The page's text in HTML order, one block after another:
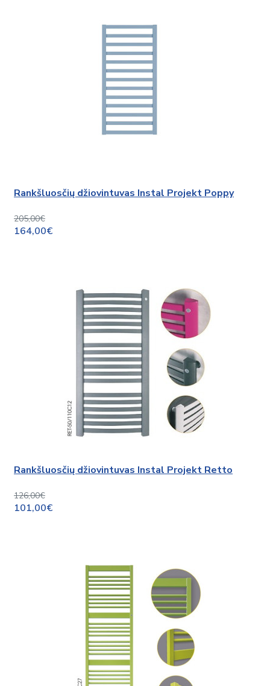
Rankšluosčių džiovintuvas Instal Projekt Poppy
205,00€
164,00€
Rankšluosčių džiovintuvas Instal Projekt Retto
126,00€
101,00€